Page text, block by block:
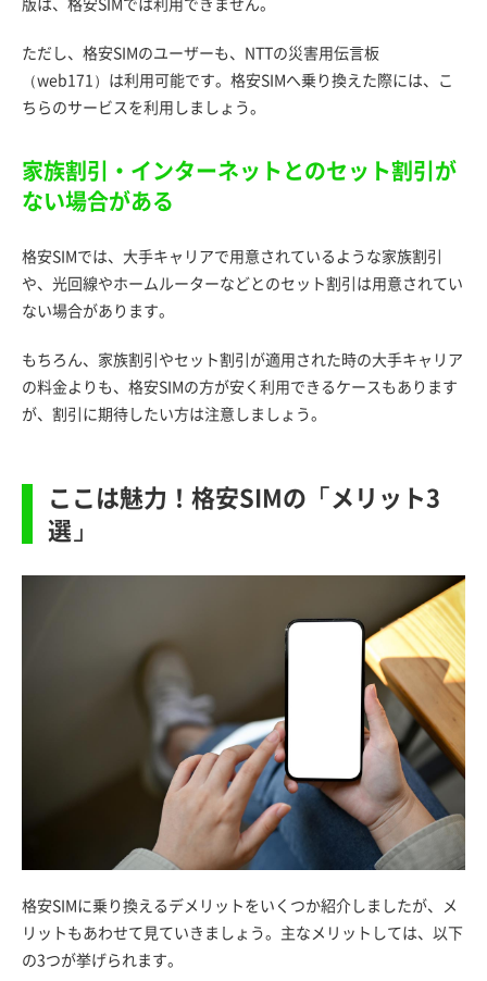
ただし、格安SIMのユーザーも、NTTの災害用伝言板
（web171）は利用可能です。格安SIMへ乗り換えた際には、こ
ちらのサービスを利用しましょう。
家族割引・インターネットとのセット割引が
ない場合がある
格安SIMでは、大手キャリアで用意されているような家族割引
や、光回線やホームルーターなどとのセット割引は用意されてい
ない場合があります。
もちろん、家族割引やセット割引が適用された時の大手キャリア
の料金よりも、格安SIMの方が安く利用できるケースもあります
が、割引に期待したい方は注意しましょう。
ここは魅力！格安SIMの「メリット3
選」
格安SIMに乗り換えるデメリットをいくつか紹介しましたが、メ
リットもあわせて見ていきましょう。主なメリットしては、以下
の3つが挙げられます。